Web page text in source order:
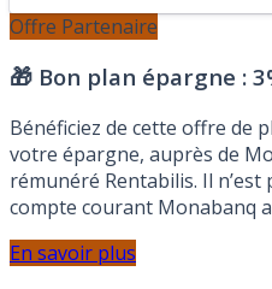
Offre Partenaire
🎁 Bon plan épargne :
Bénéficiez de cette offre de
votre épargne, auprès de
rémunéré Rentabilis. Il n’est
compte courant Monabanq
En savoir plus